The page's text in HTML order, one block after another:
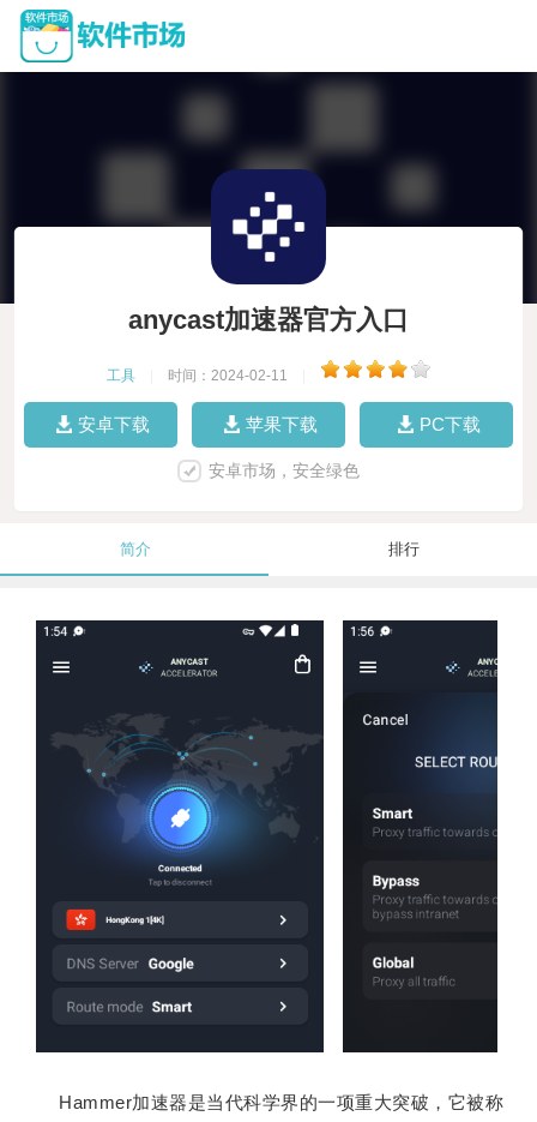
anycast加速器官方入口
工具 时间：2024-02-11
安卓下载 苹果下载 PC下载
安卓市场，安全绿色
简介 排行
Hammer加速器是当代科学界的一项重大突破，它被称